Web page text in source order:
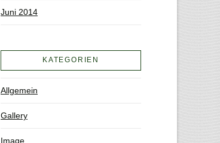
Juni 2014
KATEGORIEN
Allgemein
Gallery
Image